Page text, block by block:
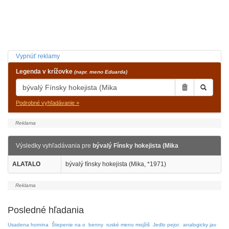
Vypnúť reklamy
Legenda v krížovke (napr. meno Eduarda)
Podrobné vyhľadávanie »
Výsledky vyhľadávania pre bývalý Fínsky hokejista (Mika
ALATALO bývalý fínsky hokejista (Mika, *1971)
Posledné hľadania
Usadena hornina Štepenie na o benny ruské meno mojžiš Jedlo pejor. analogicky jav